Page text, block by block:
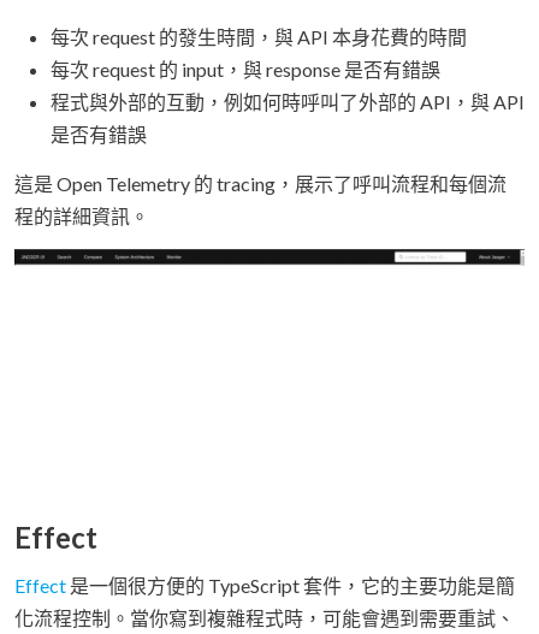
每次 request 的發生時間，與 API 本身花費的時間
每次 request 的 input，與 response 是否有錯誤
程式與外部的互動，例如何時呼叫了外部的 API，與 API
是否有錯誤
這是 Open Telemetry 的 tracing，展示了呼叫流程和每個流
程的詳細資訊。
Effect
Effect 是一個很方便的 TypeScript 套件，它的主要功能是簡
化流程控制。當你寫到複雜程式時，可能會遇到需要重試、